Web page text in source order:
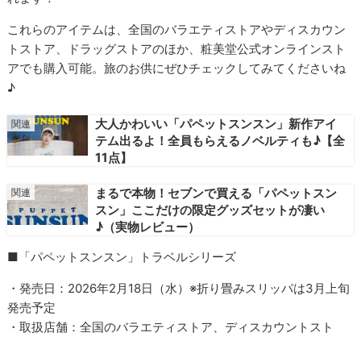
これらのアイテムは、全国のバラエティストアやディスカウン
トストア、ドラッグストアのほか、粧美堂公式オンラインスト
アでも購入可能。旅のお供にぜひチェックしてみてくださいね
♪
大人かわいい「パペットスンスン」新作アイ
テム出るよ！全員もらえるノベルティも♪【全
11点】
まるで本物！セブンで買える「パペットスン
スン」ここだけの限定グッズセットが凄い
♪（実物レビュー）
■「パペットスンスン」トラベルシリーズ
・発売日：2026年2月18日（水）※折り畳みスリッパは3月上旬
発売予定
・取扱店舗：全国のバラエティストア、ディスカウントスト